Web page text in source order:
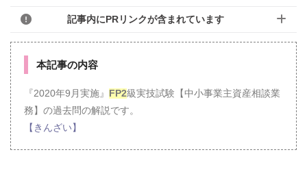
記事内にPRリンクが含まれています
本記事の内容
『2020年9月実施』 FP2級実技試験【中小事業主資産相談業
務】の過去問の解説です。
【きんざい】